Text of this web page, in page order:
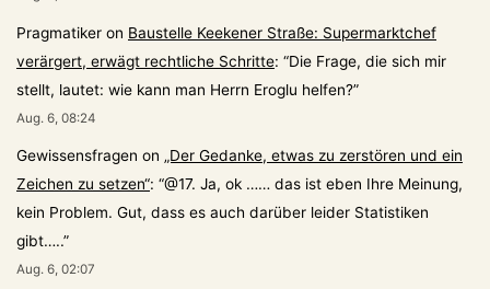
Pragmatiker on Baustelle Keekener Straße: Supermarktchef
verärgert, erwägt rechtliche Schritte: “Die Frage, die sich mir
stellt, lautet: wie kann man Herrn Eroglu helfen?”
Aug. 6, 08:24
Gewissensfragen on „Der Gedanke, etwas zu zerstören und ein
Zeichen zu setzen“: “@17. Ja, ok …… das ist eben Ihre Meinung,
kein Problem. Gut, dass es auch darüber leider Statistiken
gibt…..”
Aug. 6, 02:07